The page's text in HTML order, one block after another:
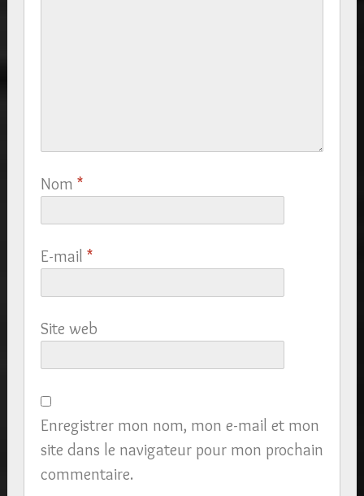
Nom *
E-mail *
Site web
Enregistrer mon nom, mon e-mail et mon
site dans le navigateur pour mon prochain
commentaire.